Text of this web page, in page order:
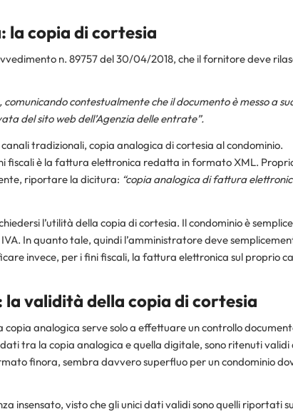
: la copia di cortesia
n. 89757 del 30/04/2018, che il fornitore deve
contestualmente che il documento è messo a
del sito web dell’Agenzia delle entrate”.
tradizionali, copia analogica di cortesia al condominio.
fiscali è la fattura elettronica redatta in formato XML.
riportare la dicitura: “copia analogica di fattura
l’utilità della copia di cortesia. Il condominio è
In quanto tale, quindi l’amministratore deve
invece, per i fini fiscali, la fattura elettronica sul proprio
validità della copia di cortesia
analogica serve solo a effettuare un controllo
tra la copia analogica e quella digitale, sono ritenuti validi
finora, sembra davvero superfluo per un condominio
insensato, visto che gli unici dati validi sono quelli riportati